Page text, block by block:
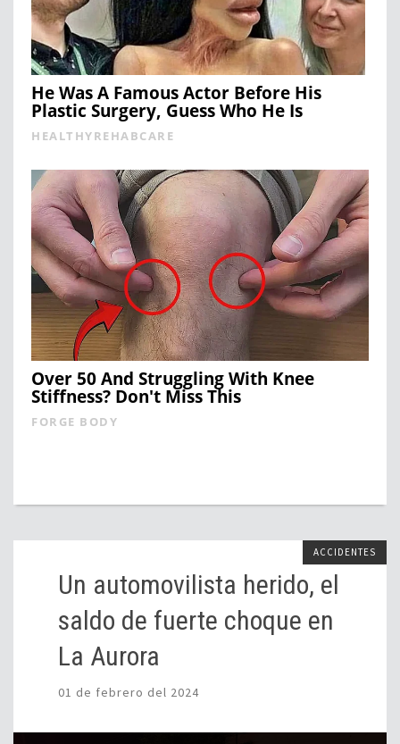
He Was A Famous Actor Before His
Plastic Surgery, Guess Who He Is
HEALTHYREHABCARE
Over 50 And Struggling With Knee
Stiffness? Don't Miss This
FORGE BODY
ACCIDENTES
Un automovilista herido, el
saldo de fuerte choque en
La Aurora
01 de febrero del 2024